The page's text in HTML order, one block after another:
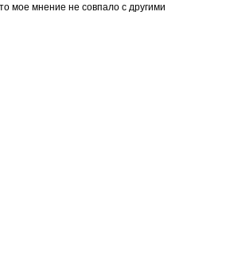
мое мнение не совпало с другими